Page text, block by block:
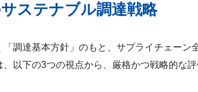
ステナブル調達戦略
調達基本方針」のもと、サプライチェー
以下の3つの視点から、厳格かつ戦略的な評